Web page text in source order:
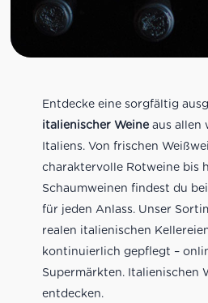
Entdecke eine sorgfältig
italienischer Weineaus allen
Italiens. Von frischen
charaktervolle Rotweine bis
Schaumweinen findest du
für jeden Anlass. Unser
realen italienischen
kontinuierlich gepflegt –
Supermärkten. Italienischen
entdecken.